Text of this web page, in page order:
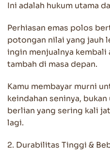
Ini adalah hukum utama
Perhiasan emas polos
potongan nilai yang jauh
ingin menjualnya kembali
tambah di masa depan.
Kamu membayar murni
keindahan seninya,
berlian yang sering kali
lagi.
2. Durabilitas Tinggi &